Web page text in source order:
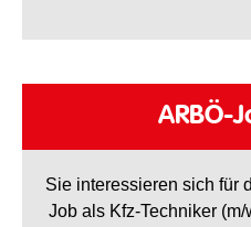
ARBÖ-
Sie interessieren sich für
Job als Kfz-Techniker